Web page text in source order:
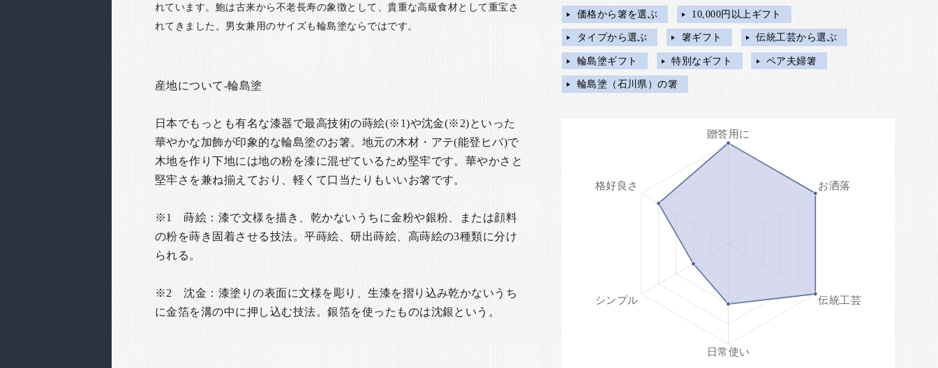
れています。鮑は古来から不老長寿の象徴として、貴重な高級食材として重宝さ
れてきました。男女兼用のサイズも輪島塗ならではです。
産地について-輪島塗
日本でもっとも有名な漆器で最高技術の蒔絵(※1)や沈金(※2)といった
華やかな加飾が印象的な輪島塗のお箸。地元の木材・アテ(能登ヒバ)で
木地を作り下地には地の粉を漆に混ぜているため堅牢です。華やかさと
堅牢さを兼ね揃えており、軽くて口当たりもいいお箸です。
※1 蒔絵：漆で文様を描き、乾かないうちに金粉や銀粉、または顔料
の粉を蒔き固着させる技法。平蒔絵、研出蒔絵、高蒔絵の3種類に分け
られる。
※2 沈金：漆塗りの表面に文様を彫り、生漆を摺り込み乾かないうち
に金箔を溝の中に押し込む技法。銀箔を使ったものは沈銀という。
価格から箸を選ぶ 10,000円以上ギフト
タイプから選ぶ 箸ギフト 伝統工芸から選ぶ
輪島塗ギフト 特別なギフト ペア夫婦箸
輪島塗（石川県）の箸